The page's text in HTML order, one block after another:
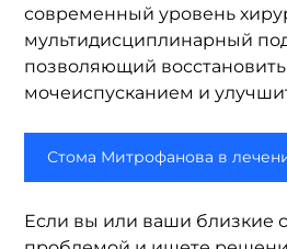
современный уровень
мультидисциплинарный
позволяющий
мочеиспусканием и
Стома Митрофанова в
Если вы или ваши близкие